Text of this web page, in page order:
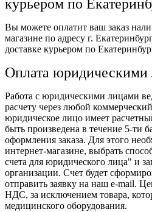
курьером по
Вы можете оплатит ваш заказ
магазине по адресу г.
доставке курьером по
Оплата юридическими
Работа с юридическими лицами
расчету через любой
юридическое лицо имеет
быть произведена в течение 5-ти
оформления заказа. Для этого
интернет-магазине, выбрать
счета для юридического лица" и
организации. Счет будет
отправить заявку на наш e-mail.
НДС, за исключением товара,
медицинского оборудования.